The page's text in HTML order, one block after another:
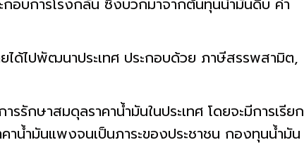
กอบการโรงกลั่น ซึ่งบวกมาจากต้นทุนน้ำมันดิบ ค่า
ได้ไปพัฒนาประเทศ ประกอบด้วย ภาษีสรรพสามิต,
รักษาสมดุลราคาน้ำมันในประเทศ โดยจะมีการเรียก
าน้ำมันแพงจนเป็นภาระของประชาชน กองทุนน้ำมัน